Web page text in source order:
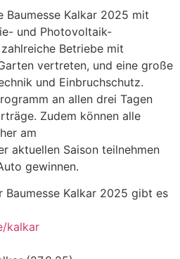
Baumesse Kalkar 2025 mit
und Photovoltaik-
Betriebe mit
vertreten, und eine große
und Einbruchschutz.
an allen drei Tagen
Zudem können alle
am
aktuellen Saison teilnehmen
gewinnen.
Baumesse Kalkar 2025 gibt es
kalkar